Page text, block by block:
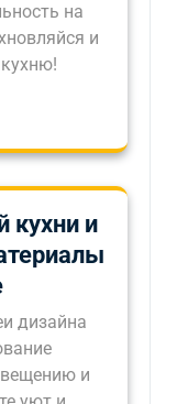
на
и
кухни и
дизайна
и